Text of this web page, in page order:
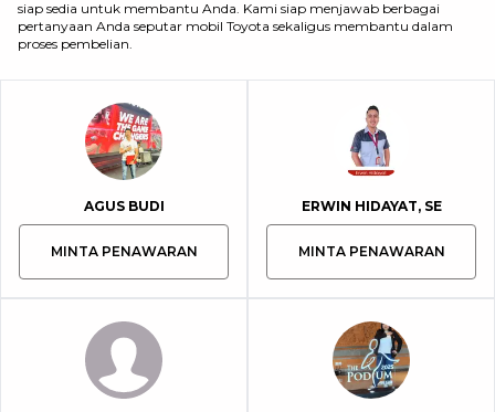
siap sedia untuk membantu Anda. Kami siap menjawab berbagai
pertanyaan Anda seputar mobil Toyota sekaligus membantu dalam
proses pembelian.
AGUS BUDI
MINTA PENAWARAN
ERWIN HIDAYAT, SE
MINTA PENAWARAN